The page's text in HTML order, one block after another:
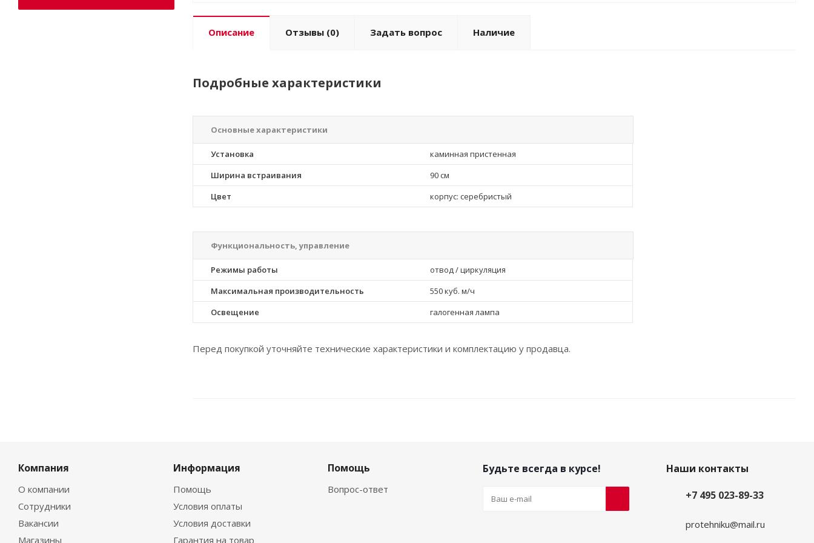
Описание Отзывы (0) Задать вопрос Наличие
Подробные характеристики
Основные характеристики
Установка
каминная пристенная
Ширина встраивания
90 см
Цвет
корпус: серебристый
Функциональность, управление
Режимы работы
отвод / циркуляция
Максимальная производительность
550 куб. м/ч
Освещение
галогенная лампа
Перед покупкой уточняйте технические характеристики и комплектацию у продавца.
Компания
О компании
Сотрудники
Вакансии
Магазины
Информация
Помощь
Условия оплаты
Условия доставки
Гарантия на товар
Помощь
Вопрос-ответ
Будьте всегда в курсе!
Наши контакты
+7 495 023-89-33
protehniku@mail.ru